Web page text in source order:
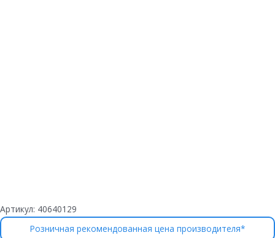
Артикул: 40640129
Розничная рекомендованная цена производителя*